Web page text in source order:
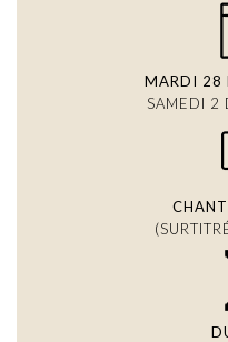
MARDI 28
SAMEDI 2